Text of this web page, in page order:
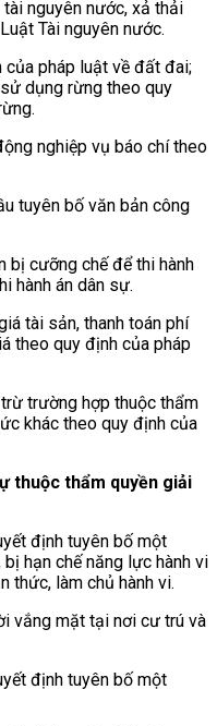
nguyên nước, xả thải
Tài nguyên nước.
của pháp luật về đất đai;
dụng rừng theo quy
nghiệp vụ báo chí theo
tuyên bố văn bản công
bị cưỡng chế để thi hành
hành án dân sự.
tài sản, thanh toán phí
theo quy định của pháp
trường hợp thuộc thẩm
khác theo quy định của
thuộc thẩm quyền giải
định tuyên bố một
hạn chế năng lực hành vi
thức, làm chủ hành vi.
vắng mặt tại nơi cư trú và
định tuyên bố một